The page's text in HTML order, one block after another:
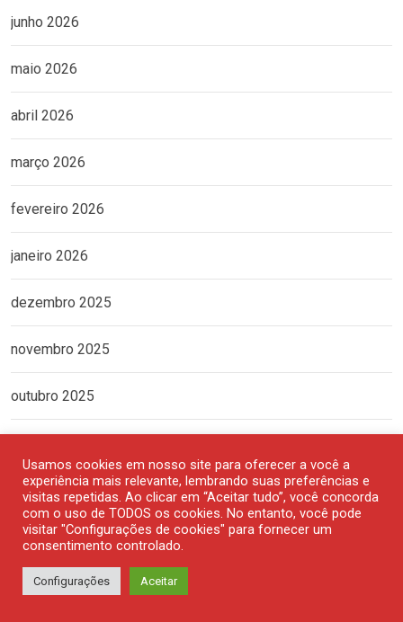
junho 2026
maio 2026
abril 2026
março 2026
fevereiro 2026
janeiro 2026
dezembro 2025
novembro 2025
outubro 2025
agosto 2025
julho 2025
junho 2025
Usamos cookies em nosso site para oferecer a você a
experiência mais relevante, lembrando suas preferências e
visitas repetidas. Ao clicar em “Aceitar tudo”, você concorda
com o uso de TODOS os cookies. No entanto, você pode
visitar "Configurações de cookies" para fornecer um
consentimento controlado.
Configurações Aceitar